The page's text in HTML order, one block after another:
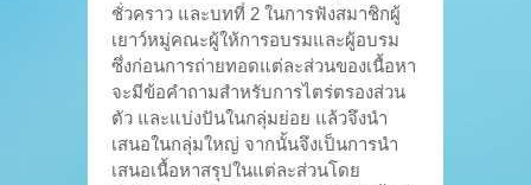
ชั่วคราว และบทที่ 2 ในการฟังสมาชิกผู้
เยาว์หมู่คณะผู้ให้การอบรมและผู้อบรม
ซึ่งก่อนการถ่ายทอดแต่ละส่วนของเนื้อหา
จะมีข้อคำถามสำหรับการไตร่ตรองส่วน
ตัว และแบ่งปันในกลุ่มย่อย แล้วจึงนำ
เสนอในกลุ่มใหญ่ จากนั้นจึงเป็นการนำ
เสนอเนื้อหาสรุปในแต่ละส่วนโดย